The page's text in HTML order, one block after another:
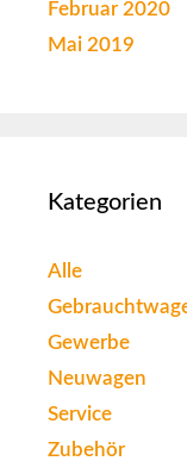
Februar 2020
Mai 2019
Kategorien
Alle
Gewerbe
Neuwagen
Service
Zubehör